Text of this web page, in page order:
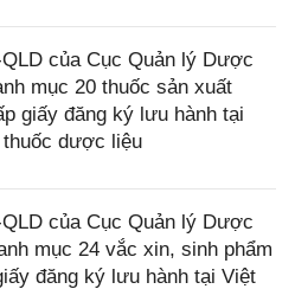
của Cục Quản lý Dược
mục 20 thuốc sản xuất
giấy đăng ký lưu hành tại
dược liệu
của Cục Quản lý Dược
mục 24 vắc xin, sinh phẩm
đăng ký lưu hành tại Việt